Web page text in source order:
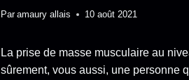
Par amaury allais 10 août 2021
La prise de masse musculaire au
sûrement, vous aussi, une personne